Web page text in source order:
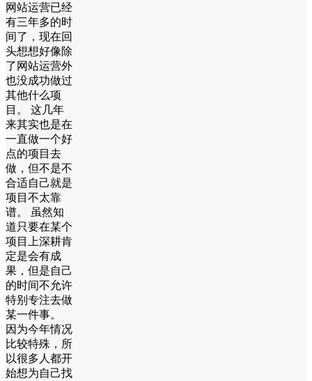
网站运营已经
有三年多的时
间了，现在回
头想想好像除
了网站运营外
也没成功做过
其他什么项
目。 这几年
来其实也是在
一直做一个好
点的项目去
做，但不是不
合适自己就是
项目不太靠
谱。 虽然知
道只要在某个
项目上深耕肯
定是会有成
果，但是自己
的时间不允许
特别专注去做
某一件事。
因为今年情况
比较特殊，所
以很多人都开
始想为自己找